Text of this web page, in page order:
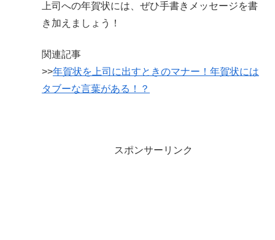
上司への年賀状には、ぜひ手書きメッセージを書
き加えましょう！
関連記事
>>年賀状を上司に出すときのマナー！年賀状には
タブーな言葉がある！？
スポンサーリンク